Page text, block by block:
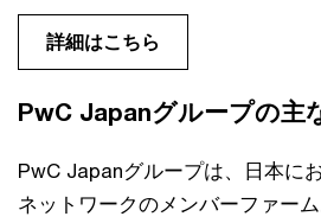
詳細はこちら
PwC Japanグループの主
PwC Japanグループは、日本に
ネットワークのメンバーファー